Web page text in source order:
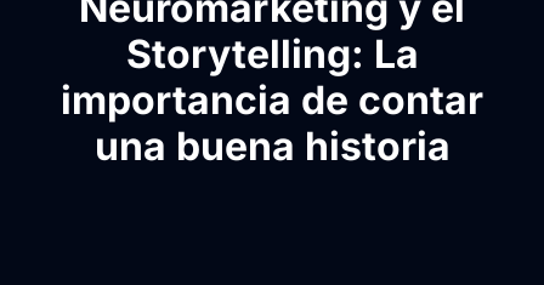
Storytelling: La
importancia de contar
una buena historia